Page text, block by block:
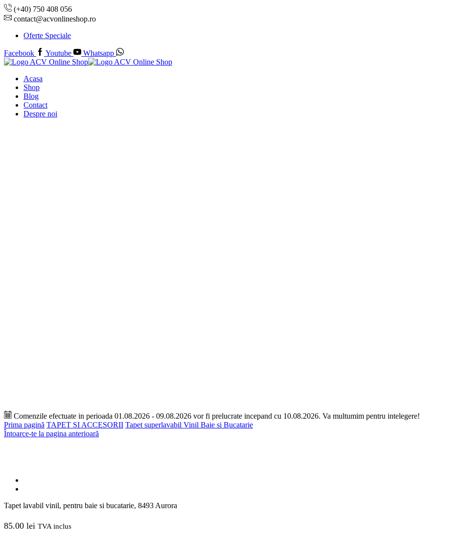
(+40) 750 408 056
contact@acvonlineshop.ro
Oferte Speciale
Facebook Youtube Whatsapp
Acasa
Shop
Blog
Contact
Despre noi
Comenzile efectuate in perioada 01.08.2026 - 09.08.2026 vor fi prelucrate incepand cu 10.08.2026. Va multumim pentru intelegere!
Prima pagină TAPET SI ACCESORII Tapet superlavabil Vinil Baie si Bucatarie
Întoarce-te la pagina anterioară
Tapet lavabil vinil, pentru baie si bucatarie, 8493 Aurora
85.00 lei TVA inclus